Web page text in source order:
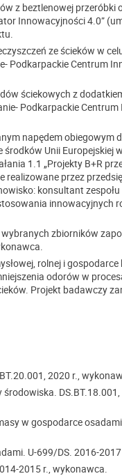
z beztlenowej przeróbki
Innowacyjności 4.0”
ze ścieków w
Podkarpackie Centrum
ściekowych z
Podkarpackie Centrum
napędem obiegowym
Unii Europejskiej
1.1 „Projekty B+R
realizowane przez
konsultant
innowacyjnych
zbiorników
rolnej i
odorów w
Projekt badawczy
2020 r.,
w gospodarce
U-699/DS. 2016-2017
2015 r., wykonawca.